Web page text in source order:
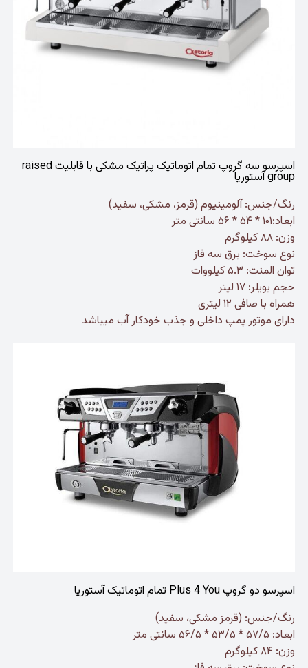
اسپرسو سه گروپ تمام اتوماتیک پراتیک مشکی با قابلیت raised
group آستوریا
رنگ/جنس: آلومینیوم (قرمز، مشکی، سفید)
ابعاد:۱۰۱ * ۵۴ * ۵۶ سانتی متر
وزن: ۸۸ کیلوگرم
نوع سوخت: برق سه فاز
توان المنت: ۵.۳ کیلووات
حجم بویلر: ۱۷ لیتر
همراه با صافی ۱۲ لیتری
دارای موتور پمپ داخلی و جذب خودکار آب میباشد
اسپرسو دو گروپ Plus 4 You تمام اتوماتیک آستوریا
رنگ/جنس: (قرمز مشکی، سفید)
ابعاد: ۵۷/۵ * ۵۳/۵ * ۵۶/۵ سانتی متر
وزن: ۸۴ کیلوگرم